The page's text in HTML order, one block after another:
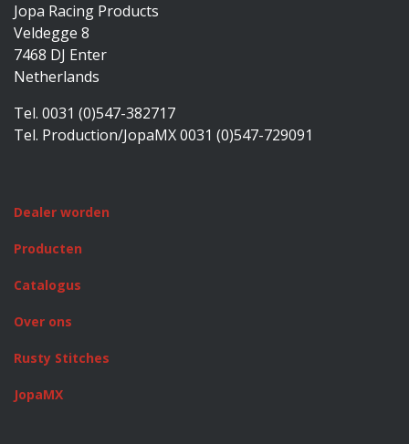
Jopa Racing Products
Veldegge 8
7468 DJ Enter
Netherlands
Tel. 0031 (0)547-382717
Tel. Production/JopaMX 0031 (0)547-729091
Dealer worden
Producten
Catalogus
Over ons
Rusty Stitches
JopaMX